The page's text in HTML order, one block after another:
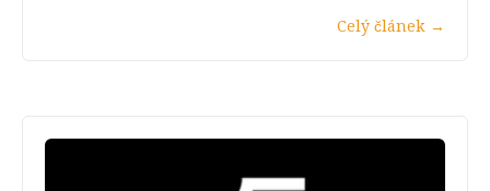
Celý článek →